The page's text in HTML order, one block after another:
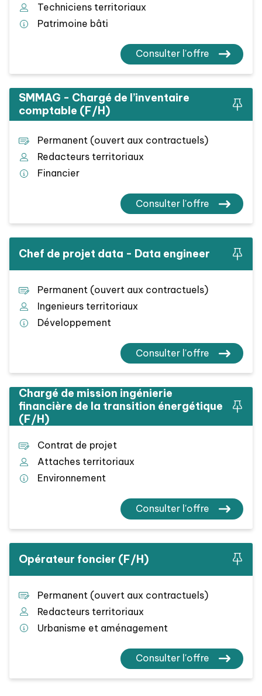
Techniciens territoriaux
Patrimoine bâti
Consulter l'offre
SMMAG - Chargé de l’inventaire
comptable (F/H)
Permanent (ouvert aux contractuels)
Redacteurs territoriaux
Financier
Consulter l'offre
Chef de projet data - Data engineer
Permanent (ouvert aux contractuels)
Ingenieurs territoriaux
Développement
Consulter l'offre
Chargé de mission ingénierie
financière de la transition énergétique
(F/H)
Contrat de projet
Attaches territoriaux
Environnement
Consulter l'offre
Opérateur foncier (F/H)
Permanent (ouvert aux contractuels)
Redacteurs territoriaux
Urbanisme et aménagement
Consulter l'offre